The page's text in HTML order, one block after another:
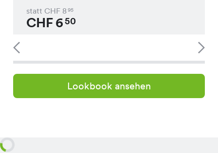
statt CHF 895
CHF650
Lookbook ansehen